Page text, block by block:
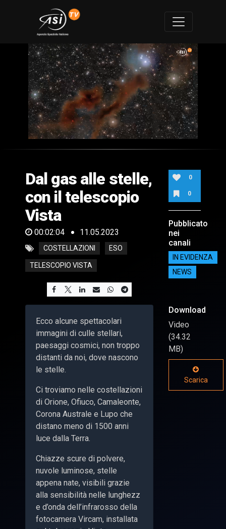
of
4
seconds
Dal gas alle stelle,
con il telescopio
Vista
00:02:04 11.05.2023
COSTELLAZIONI ESO
TELESCOPIO VISTA
Ecco alcune spettacolari
immagini di culle stellari,
paesaggi cosmici, non troppo
distanti da noi, dove nascono
le stelle.
Ci troviamo nelle costellazioni
di Orione, Ofiuco, Camaleonte,
Corona Australe e Lupo che
distano meno di 1500 anni
luce dalla Terra.
Chiazze scure di polvere,
nuvole luminose, stelle
appena nate, visibili grazie
alla sensibilità nelle lunghezz
e d’onda dell’infrarosso della
fotocamera Vircam, installata
0
0
Pubblicato
nei
canali
IN EVIDENZA
NEWS
Download
Video
(34.32
MB)
Scarica